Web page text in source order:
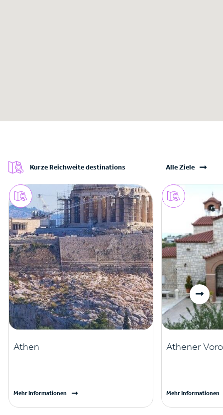
Kurze Reichweite destinations Alle Ziele
Athen
Mehr Informationen
Athener
Mehr Informationen